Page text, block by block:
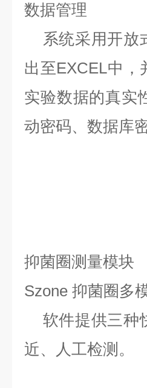
数据管理
系统采用开放
出至EXCEL中
实验数据的真实
动密码、数据库
抑菌圈测量模块
Szone 抑菌圈多
软件提供三种
近、人工检测。